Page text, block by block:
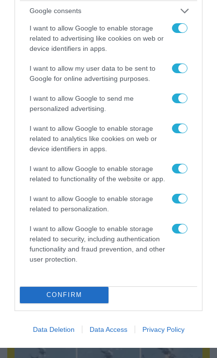
Google consents
I want to allow Google to enable storage
related to advertising like cookies on web or
device identifiers in apps.
I want to allow my user data to be sent to
Google for online advertising purposes.
I want to allow Google to send me
personalized advertising.
I want to allow Google to enable storage
related to analytics like cookies on web or
device identifiers in apps.
I want to allow Google to enable storage
related to functionality of the website or app.
I want to allow Google to enable storage
related to personalization.
I want to allow Google to enable storage
related to security, including authentication
functionality and fraud prevention, and other
user protection.
CONFIRM
Data Deletion Data Access Privacy Policy
εμπλοκή του ΝΑΤΟ σε ουκρανικά
έδαφος!
07.08.2026
Geran-4 και βαλλιστικούς
πυραύλους Iskander-M
στρατιωτικό εξοπλισμό
07.08.2026
Δεν έχουν «τέλος» οι
ουκρανικές επιθέσεις στη
ρωσική Wildberries: Νέα
πλήγματα σε εγκαταστάσεις στα
Ουράλια
Αμερικανικές μυστικές
υπηρεσίες: «Ο Β.Πούτιν μπορεί
στρατιωτική επιχείρηση στην
Ευρώπη»
07.08.2026
Η Ρωσία έχει καταστρέψει
πάνω από 400.000
τετραγωνικά μέτρα ουκρανικών
εγκαταστάσεων τον Ιούλιο
POPULAR 24H